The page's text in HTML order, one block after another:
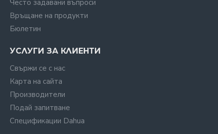
Често задавани въпроси
Връщане на продукти
Бюлетин
УСЛУГИ ЗА КЛИЕНТИ
Свържи се с нас
Карта на сайта
Производители
Подай запитване
Спецификации Dahua